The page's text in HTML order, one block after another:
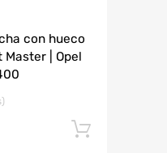
con hueco
| Opel